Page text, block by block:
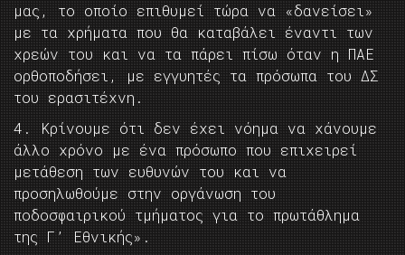
μας, το οποίο επιθυμεί τώρα να «δανείσει»
με τα χρήματα που θα καταβάλει έναντι των
χρεών του και να τα πάρει πίσω όταν η ΠΑΕ
ορθοποδήσει, με εγγυητές τα πρόσωπα του ΔΣ
του ερασιτέχνη.
4. Κρίνουμε ότι δεν έχει νόημα να χάνουμε
άλλο χρόνο με ένα πρόσωπο που επιχειρεί
μετάθεση των ευθυνών του και να
προσηλωθούμε στην οργάνωση του
ποδοσφαιρικού τμήματος για το πρωτάθλημα
της Γ’ Εθνικής».